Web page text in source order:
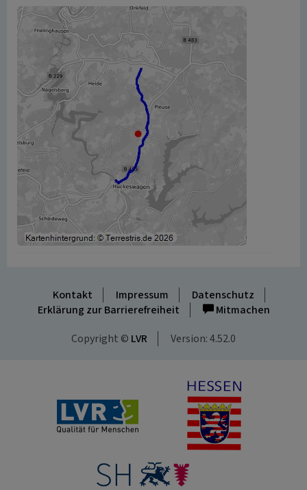
Kontakt Impressum
Datenschutz
Erklärung zur Barrierefreiheit
Mitmachen
Copyright © LVR Version: 4.52.0